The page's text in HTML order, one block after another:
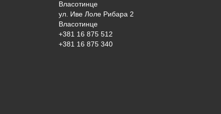
Власотинце
ул. Иве Лоле Рибара 2
Власотинце
+381 16 875 512
+381 16 875 340